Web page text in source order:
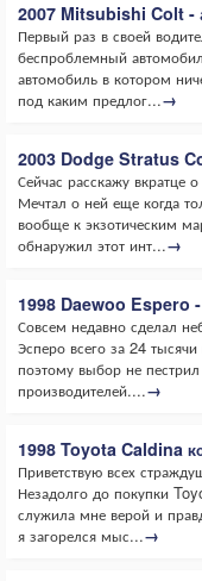
2007 Mitsubishi Colt -
Первый раз в своей
беспроблемный
автомобиль в котором
под каким предлог...→
2003 Dodge Stratus
Сейчас расскажу вкратце
Мечтал о ней еще когда
вообще к экзотическим
обнаружил этот инт...→
1998 Daewoo Espero -
Совсем недавно сделал
Эсперо всего за 24
поэтому выбор не
производителей....→
1998 Toyota Caldina
Приветствую всех
Незадолго до покупки
служила мне верой и
я загорелся мыс...→